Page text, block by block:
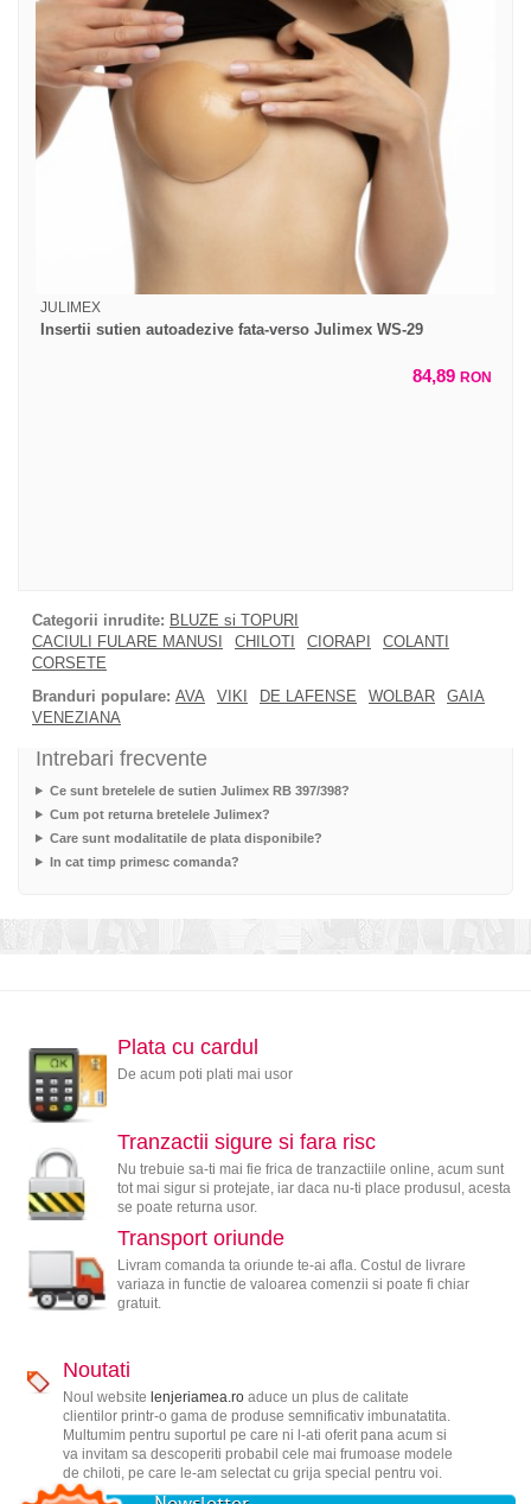
JULIMEX
Insertii sutien autoadezive fata-verso Julimex WS-29
84,89 RON
Categorii inrudite: BLUZE si TOPURI
CACIULI FULARE MANUSI
CHILOTI CIORAPI
COLANTI
CORSETE
Branduri populare: AVA VIKI DE LAFENSE WOLBAR
GAIA
VENEZIANA
Intrebari frecvente
Ce sunt bretelele de sutien Julimex RB 397/398?
Cum pot returna bretelele Julimex?
Care sunt modalitatile de plata disponibile?
In cat timp primesc comanda?
Plata cu cardul
De acum poti plati mai usor
Tranzactii sigure si fara risc
Nu trebuie sa-ti mai fie frica de tranzactiile online, acum sunt
tot mai sigur si protejate, iar daca nu-ti place produsul, acesta
se poate returna usor.
Transport oriunde
Livram comanda ta oriunde te-ai afla. Costul de livrare
variaza in functie de valoarea comenzii si poate fi chiar
gratuit.
Noutati
Noul website lenjeriamea.roaduce un plus de calitate
clientilor printr-o gama de produse semnificativ imbunatatita.
Multumim pentru suportul pe care ni l-ati oferit pana acum si
va invitam sa descoperiti probabil cele mai frumoase modele
de chiloti, pe care le-am selectat cu grija special pentru voi.